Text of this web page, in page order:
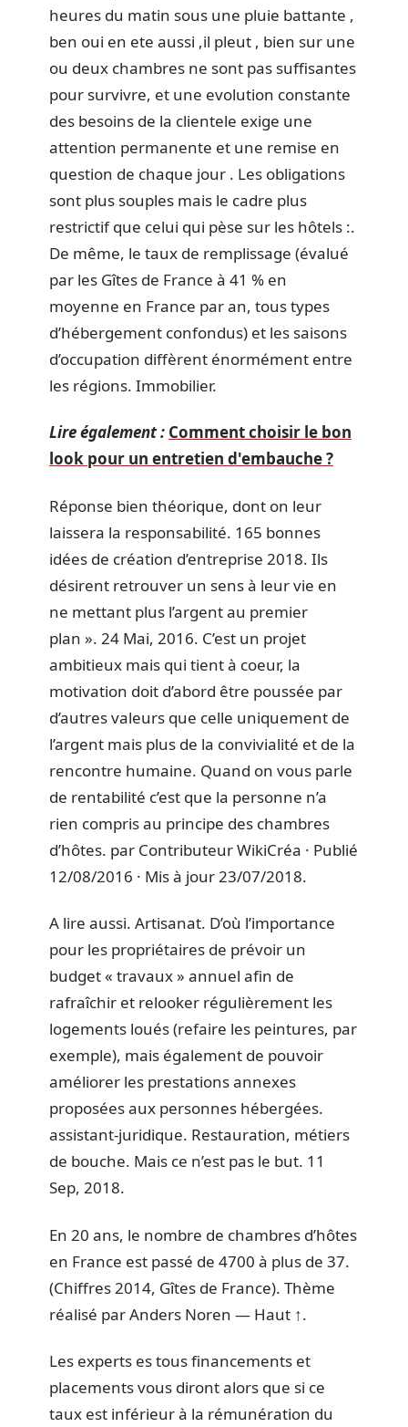
heures du matin sous une pluie battante ,
ben oui en ete aussi ,il pleut , bien sur une
ou deux chambres ne sont pas suffisantes
pour survivre, et une evolution constante
des besoins de la clientele exige une
attention permanente et une remise en
question de chaque jour . Les obligations
sont plus souples mais le cadre plus
restrictif que celui qui pèse sur les hôtels :.
De même, le taux de remplissage (évalué
par les Gîtes de France à 41 % en
moyenne en France par an, tous types
d’hébergement confondus) et les saisons
d’occupation diffèrent énormément entre
les régions. Immobilier.
Lire également : Comment choisir le bon
look pour un entretien d'embauche ?
Réponse bien théorique, dont on leur
laissera la responsabilité. 165 bonnes
idées de création d’entreprise 2018. Ils
désirent retrouver un sens à leur vie en
ne mettant plus l’argent au premier
plan ». 24 Mai, 2016. C’est un projet
ambitieux mais qui tient à coeur, la
motivation doit d’abord être poussée par
d’autres valeurs que celle uniquement de
l’argent mais plus de la convivialité et de la
rencontre humaine. Quand on vous parle
de rentabilité c’est que la personne n’a
rien compris au principe des chambres
d’hôtes. par Contributeur WikiCréa · Publié
12/08/2016 · Mis à jour 23/07/2018.
A lire aussi. Artisanat. D’où l’importance
pour les propriétaires de prévoir un
budget « travaux » annuel afin de
rafraîchir et relooker régulièrement les
logements loués (refaire les peintures, par
exemple), mais également de pouvoir
améliorer les prestations annexes
proposées aux personnes hébergées.
assistant-juridique. Restauration, métiers
de bouche. Mais ce n’est pas le but. 11
Sep, 2018.
En 20 ans, le nombre de chambres d’hôtes
en France est passé de 4700 à plus de 37.
(Chiffres 2014, Gîtes de France). Thème
réalisé par Anders Noren — Haut ↑.
Les experts es tous financements et
placements vous diront alors que si ce
taux est inférieur à la rémunération du